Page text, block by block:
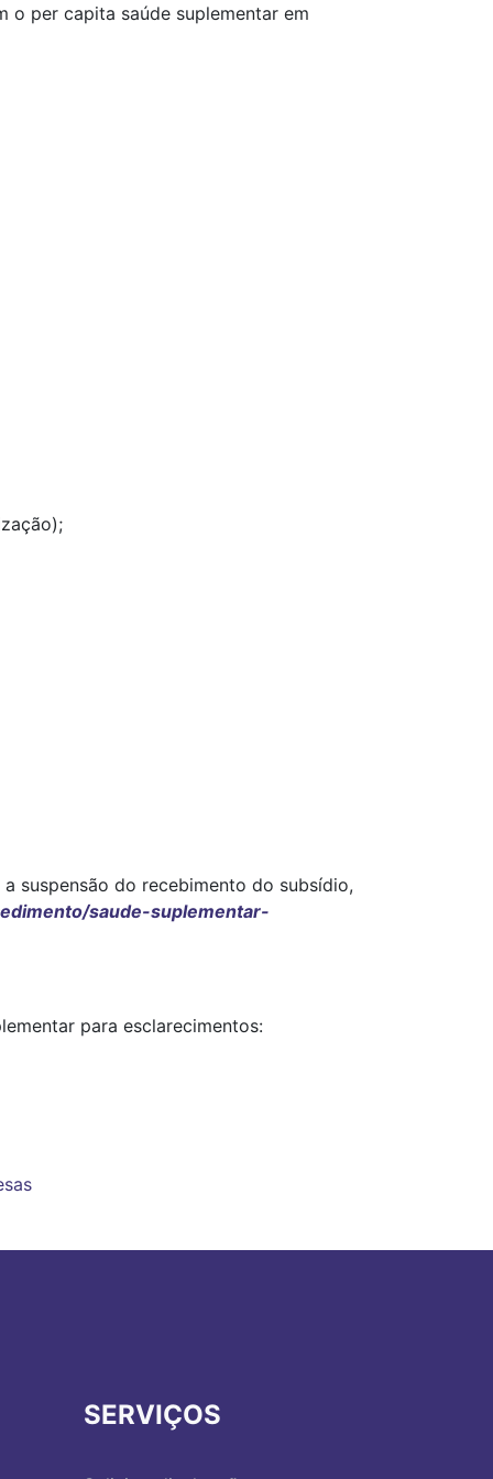
o per capita saúde suplementar em
suspensão do recebimento do subsídio,
saude-suplementar-
para esclarecimentos:
SERVIÇOS